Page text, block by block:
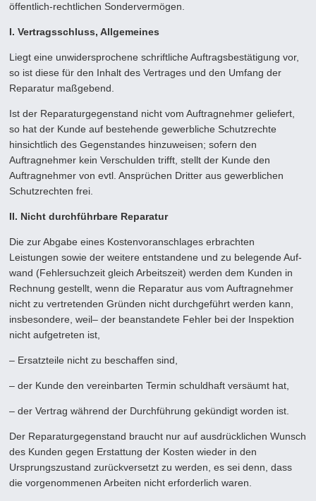
öffentlich-rechtlichen Sondervermögen.
I. Vertragsschluss, Allgemeines
Liegt eine unwidersprochene schriftliche Auftragsbestätigung vor,
so ist diese für den Inhalt des Vertrages und den Umfang der
Reparatur maßgebend.
Ist der Reparaturgegenstand nicht vom Auftragnehmer geliefert,
so hat der Kunde auf bestehende gewerbliche Schutz­rechte
hinsichtlich des Gegenstandes hinzuweisen; sofern den
Auftragnehmer kein Verschulden trifft, stellt der Kunde den
Auftragnehmer von evtl. Ansprüchen Dritter aus gewerblichen
Schutzrechten frei.
II. Nicht durchführbare Reparatur
Die zur Abgabe eines Kostenvoranschlages erbrachten
Leistungen sowie der weitere entstandene und zu belegende Auf­
wand (Fehlersuchzeit gleich Arbeitszeit) werden dem Kunden in
Rechnung gestellt, wenn die Reparatur aus vom Auftrag­nehmer
nicht zu vertretenden Gründen nicht durchgeführt werden kann,
insbesondere, weil– der beanstandete Fehler bei der Inspektion
nicht aufgetreten ist,
– Ersatzteile nicht zu beschaffen sind,
– der Kunde den vereinbarten Termin schuldhaft versäumt hat,
– der Vertrag während der Durchführung gekündigt worden ist.
Der Reparaturgegenstand braucht nur auf ausdrücklichen Wunsch
des Kunden gegen Erstattung der Kosten wieder in den
Ursprungszustand zurückversetzt zu werden, es sei denn, dass
die vorgenommenen Arbeiten nicht erforderlich waren.